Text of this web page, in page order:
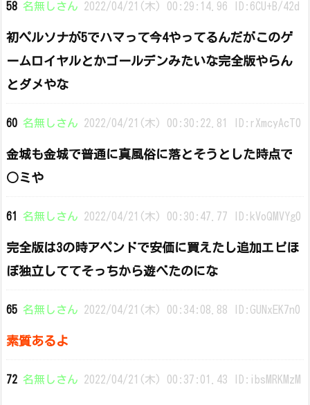
58 名無しさん 2022/04/21(木) 00:29:14.96 ID:6CU+B/42d
初ペルソナが5でハマって今4やってるんだがこのゲ
ームロイヤルとかゴールデンみたいな完全版やらん
とダメやな
60 名無しさん 2022/04/21(木) 00:30:22.81 ID:rXmcyAcT0
金城も金城で普通に真風俗に落とそうとした時点で
○ミや
61 名無しさん 2022/04/21(木) 00:30:47.77 ID:kVoQMVYg0
完全版は3の時アペンドで安価に買えたし追加エピほ
ぼ独立しててそっちから遊べたのにな
65 名無しさん 2022/04/21(木) 00:34:08.88 ID:GUNxEK7n0
素質あるよ
72 名無しさん 2022/04/21(木) 00:37:01.43 ID:ibsMRKMzM